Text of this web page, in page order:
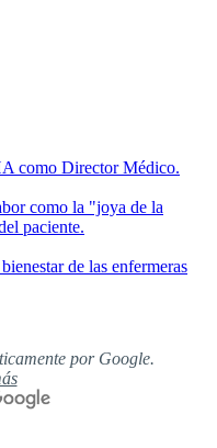
como Director Médico.
como la "joya de la
paciente.
de las enfermeras
por Google.